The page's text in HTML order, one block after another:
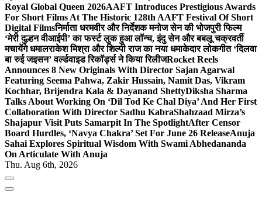
Royal Global Queen 2026AAFT Introduces Prestigious Awards
For Short Films At The Historic 128th AAFT Festival Of Short
Digital Filmsनिर्माता धरमवीर और निर्देशक मनोज सेन की भोजपुरी फिल्म
‘मेरी दुल्हन वीआईपी’ का फर्स्ट लुक हुआ लॉन्च, इंदु सेन और बबलू चक्रवर्ती
मचायेंगे धमालराकेश मिश्रा और शिल्पी राज का नया धमाकेदार लोकगीत ‘दिलवा
बा रुई जइसन’ वर्ल्डवाइड रिकॉर्ड्स ने किया रिलीजRocket Reels
Announces 8 New Originals With Director Sajan Agarwal
Featuring Seema Pahwa, Zakir Hussain, Namit Das, Vikram
Kochhar, Brijendra Kala & Dayanand ShettyDiksha Sharma
Talks About Working On ‘Dil Tod Ke Chal Diya’ And Her First
Collaboration With Director Sadhu KabraShahzaad Mirza’s
Shajapur Visit Puts Samarpit In The SpotlightAfter Censor
Board Hurdles, ‘Navya Chakra’ Set For June 26 ReleaseAnuja
Sahai Explores Spiritual Wisdom With Swami Abhedananda
On Articulate With Anuja
Thu. Aug 6th, 2026